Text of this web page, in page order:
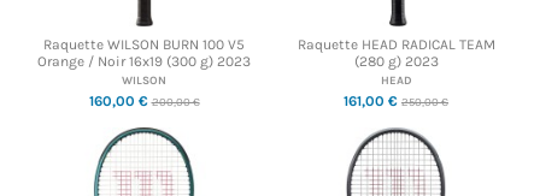
Raquette WILSON BURN 100 V5
Orange / Noir 16x19 (300 g) 2023
WILSON
160,00 €200,00 €
Raquette HEAD RADICAL TEAM
(280 g) 2023
HEAD
161,00 € 250,00 €